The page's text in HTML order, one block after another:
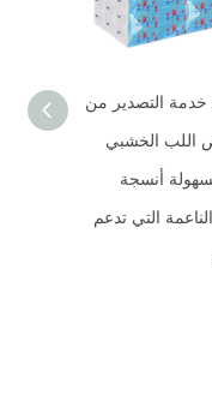
خدمة التصدير من
اللب الخشبي
أنسجة
التي تدعم